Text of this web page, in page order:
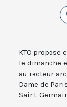
KTO propose
le dimanche
au recteur
Dame de
Saint-